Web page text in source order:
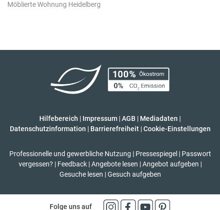
Möblierte Wohnung Heidelberg
Hilfebereich | Impressum |AGB | Mediadaten |
Datenschutzinformation | Barrierefreiheit | Cookie-Einstellungen
Professionelle und gewerbliche Nutzung | Pressespiegel | Passwort
vergessen? | Feedback | Angebote lesen | Angebot aufgeben |
Gesuche lesen | Gesuch aufgeben
Folge uns auf